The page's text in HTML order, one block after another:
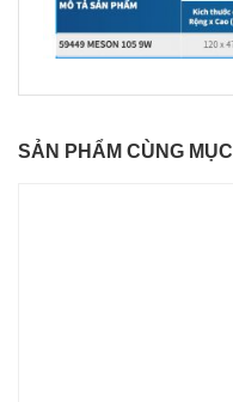
SẢN PHẨM CÙNG MỤC